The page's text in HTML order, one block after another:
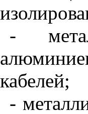
-
кабелей;
-